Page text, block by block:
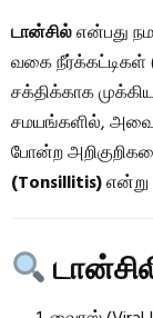
டான்சில்என்பது
வகை நீர்க்கட்டிகள்
சக்திக்காக
சமயங்களில்,
போன்ற
(Tonsillitis)என்று